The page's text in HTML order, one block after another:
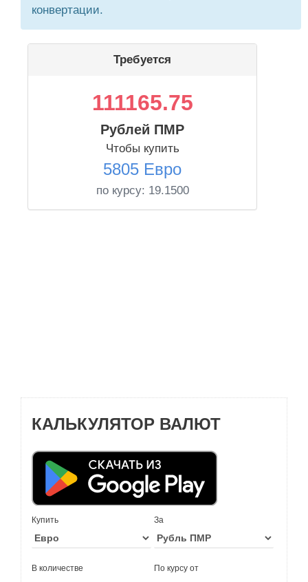
конвертации.
Требуется
111165.75
Рублей ПМР
Чтобы купить
5805 Евро
по курсу: 19.1500
КАЛЬКУЛЯТОР ВАЛЮТ
Купить За
В количестве По курсу от